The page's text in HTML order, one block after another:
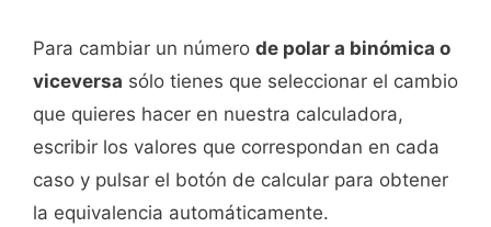
Para cambiar un número de polar a binómica o
viceversa sólo tienes que seleccionar el cambio
que quieres hacer en nuestra calculadora,
escribir los valores que correspondan en cada
caso y pulsar el botón de calcular para obtener
la equivalencia automáticamente.